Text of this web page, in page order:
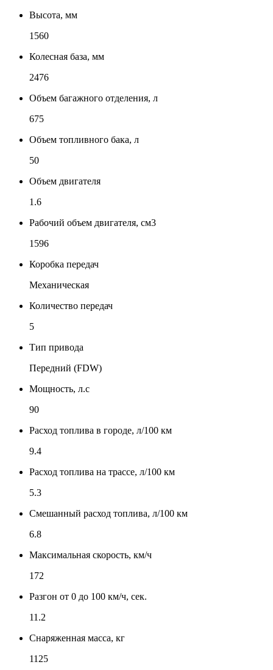
Высота, мм
1560
Колесная база, мм
2476
Объем багажного отделения, л
675
Объем топливного бака, л
50
Объем двигателя
1.6
Рабочий объем двигателя, см3
1596
Коробка передач
Механическая
Количество передач
5
Тип привода
Передний (FDW)
Мощность, л.с
90
Расход топлива в городе, л/100 км
9.4
Расход топлива на трассе, л/100 км
5.3
Смешанный расход топлива, л/100 км
6.8
Максимальная скорость, км/ч
172
Разгон от 0 до 100 км/ч, сек.
11.2
Снаряженная масса, кг
1125